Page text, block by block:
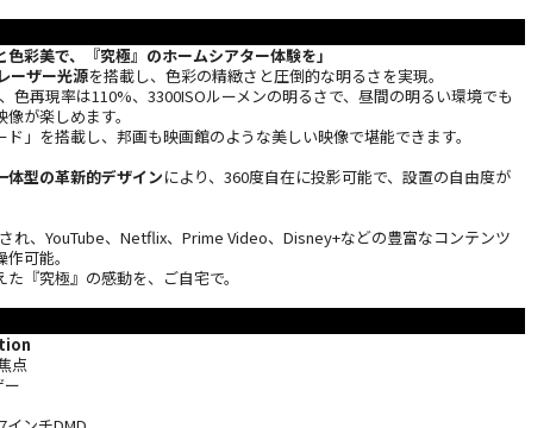
色彩美で、『究極』のホームシアター体験を」
ーザー光源を搭載し、色彩の精緻さと圧倒的な明るさを実現。
色再現率は110%、3300ISOルーメンの明るさで、昼間の明るい環境でも
が楽しめます。
」を搭載し、邦画も映画館のような美しい映像で堪能できます。
体型の革新的デザインにより、360度自在に投影可能で、設置の自由度が
れ、YouTube、Netflix、Prime Video、Disney+などの豊富なコンテンツ
可能。
『究極』の感動を、ご自宅で。
点
ー